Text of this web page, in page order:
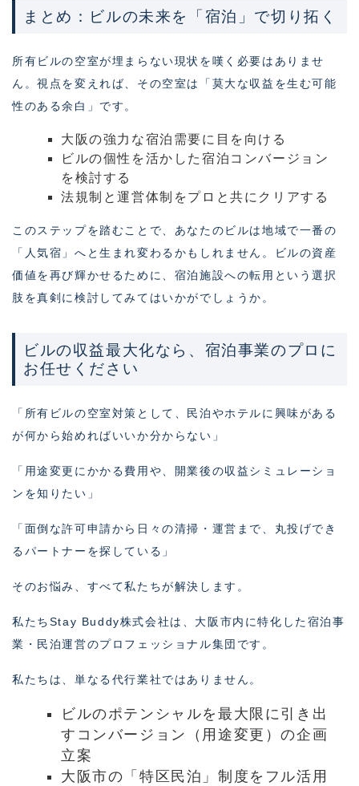
まとめ：ビルの未来を「宿泊」で切り拓く
所有ビルの空室が埋まらない現状を嘆く必要はありませ
ん。視点を変えれば、その空室は「莫大な収益を生む可能
性のある余白」です。
大阪の強力な宿泊需要に目を向ける
ビルの個性を活かした宿泊コンバージョン
を検討する
法規制と運営体制をプロと共にクリアする
このステップを踏むことで、あなたのビルは地域で一番の
「人気宿」へと生まれ変わるかもしれません。ビルの資産
価値を再び輝かせるために、宿泊施設への転用という選択
肢を真剣に検討してみてはいかがでしょうか。
ビルの収益最大化なら、宿泊事業のプロに
お任せください
「所有ビルの空室対策として、民泊やホテルに興味がある
が何から始めればいいか分からない」
「用途変更にかかる費用や、開業後の収益シミュレーショ
ンを知りたい」
「面倒な許可申請から日々の清掃・運営まで、丸投げでき
るパートナーを探している」
そのお悩み、すべて私たちが解決します。
私たちStay Buddy株式会社は、大阪市内に特化した宿泊事
業・民泊運営のプロフェッショナル集団です。
私たちは、単なる代行業社ではありません。
ビルのポテンシャルを最大限に引き出
すコンバージョン（用途変更）の企画
立案
大阪市の「特区民泊」制度をフル活用